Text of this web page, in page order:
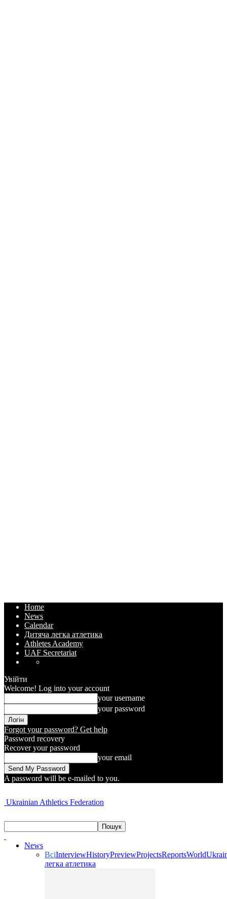
Home
News
Calendar
Дитяча легка атлетика
Athletes Academy
UAF Secretariat
Увійти
Welcome! Log into your account
your username
your password
Forgot your password? Get help
Password recovery
Recover your password
your email
A password will be e-mailed to you.
Ukrainian Athletics Federation
News
ВсіInterviewHistoryPreviewProjectsReportsWorld
легка атлетика